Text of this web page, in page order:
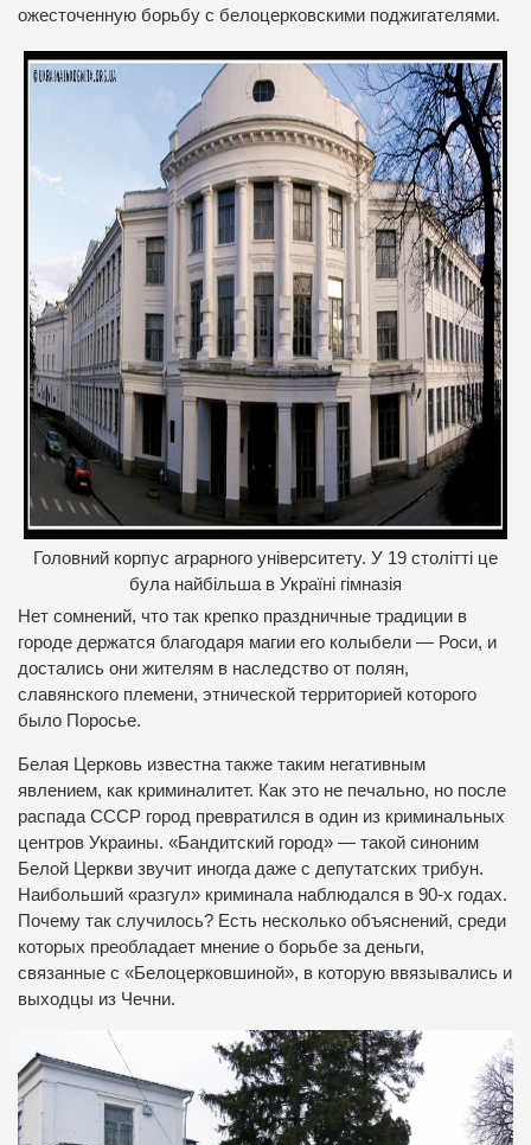
ожесточенную борьбу с белоцерковскими поджигателями.
Головний корпус аграрного університету. У 19 столітті це
була найбільша в Україні гімназія
Нет сомнений, что так крепко праздничные традиции в
городе держатся благодаря магии его колыбели — Роси, и
достались они жителям в наследство от полян,
славянского племени, этнической территорией которого
было Поросье.
Белая Церковь известна также таким негативным
явлением, как криминалитет. Как это не печально, но после
распада СССР город превратился в один из криминальных
центров Украины. «Бандитский город» — такой синоним
Белой Церкви звучит иногда даже с депутатских трибун.
Наибольший «разгул» криминала наблюдался в 90-х годах.
Почему так случилось? Есть несколько объяснений, среди
которых преобладает мнение о борьбе за деньги,
связанные с «Белоцерковшиной», в которую ввязывались и
выходцы из Чечни.